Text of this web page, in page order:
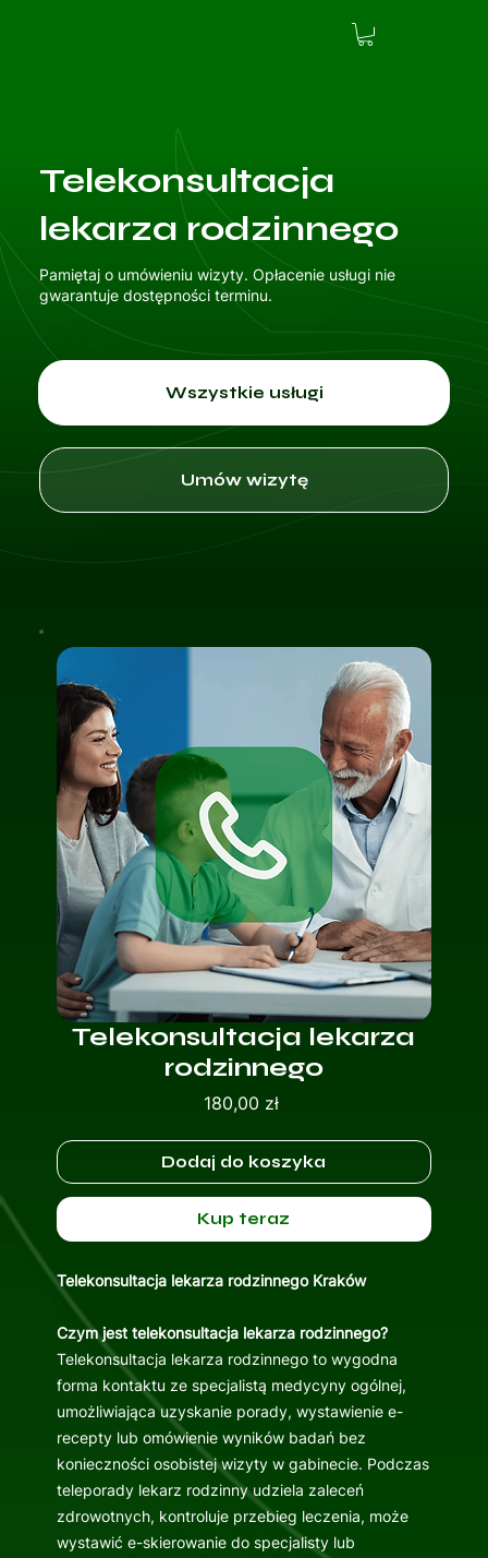
Telekonsultacja
lekarza rodzinnego
Pamiętaj o umówieniu wizyty. Opłacenie usługi nie
gwarantuje dostępności terminu.
Wszystkie usługi
Umów wizytę
Telekonsultacja lekarza
rodzinnego
180,00 złCena
Dodaj do koszyka
Kup teraz
Telekonsultacja lekarza rodzinnego Kraków
Czym jest telekonsultacja lekarza rodzinnego?
Telekonsultacja lekarza rodzinnego to wygodna
forma kontaktu ze specjalistą medycyny ogólnej,
umożliwiająca uzyskanie porady, wystawienie e-
recepty lub omówienie wyników badań bez
konieczności osobistej wizyty w gabinecie. Podczas
teleporady lekarz rodzinny udziela zaleceń
zdrowotnych, kontroluje przebieg leczenia, może
wystawić e-skierowanie do specjalisty lub